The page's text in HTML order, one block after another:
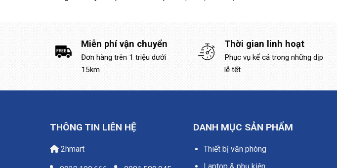
Miễn phí vận chuyển
Đơn hàng trên 1 triệu dưới
15km
Thời gian linh hoạt
Phục vụ kể cả trong những dịp
lễ tết
THÔNG TIN LIÊN HỆ
2hmart
DANH MỤC SẢN PHẨM
Thiết bị văn phòng
Laptop & phụ kiện